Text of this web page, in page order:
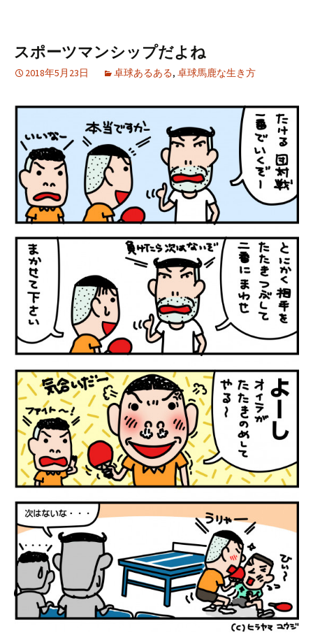
スポーツマンシップだよね
2018年5月23日 卓球あるある, 卓球馬鹿な生き方